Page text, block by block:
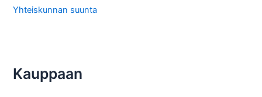
Yhteiskunnan suunta
Kauppaan